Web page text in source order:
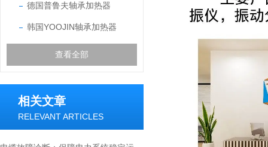
德国普鲁夫轴承加热器
韩国YOOJIN轴承加热器
查看全部
相关文章
RELEVANT ARTICLES